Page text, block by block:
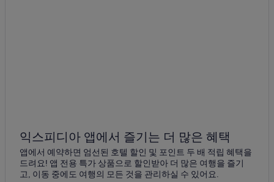
익스피디아 앱에서 즐기는 더 많은 혜택
앱에서 예약하면 엄선된 호텔 할인 및 포인트 두 배 적립 혜택을
드려요! 앱 전용 특가 상품으로 할인받아 더 많은 여행을 즐기
고, 이동 중에도 여행의 모든 것을 관리하실 수 있어요.